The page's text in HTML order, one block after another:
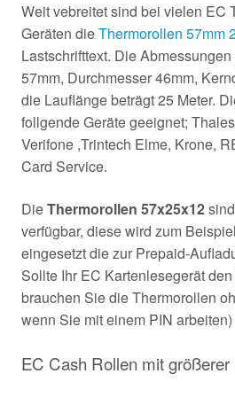
Weit vebreitet sind bei vielen EC
Geräten dieThermorollen 57mm
Lastschrifttext. Die
57mm, Durchmesser 46mm,
die Lauflänge beträgt 25 Meter.
follgende Geräte geeignet;
Verifone ,Trintech Elme, Krone,
Card Service.
DieThermorollen 57x25x12
verfügbar, diese wird zum
eingesetzt die zur Prepaid-
Sollte Ihr EC Kartenlesegerät
brauchen Sie die Thermorollen
wenn Sie mit einem PIN arbeiten)
EC Cash Rollen mit größerer